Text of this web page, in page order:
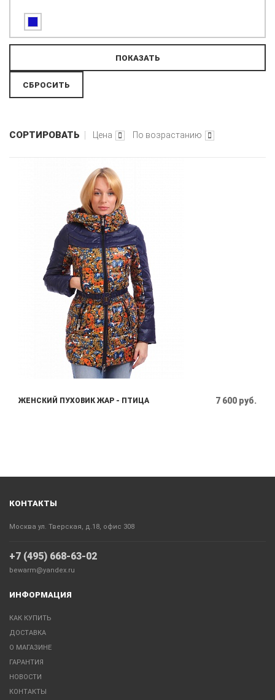
СОРТИРОВАТЬ Цена По возрастанию
ЖЕНСКИЙ ПУХОВИК ЖАР - ПТИЦА 7 600 руб.
КОНТАКТЫ
Москва ул. Тверская, д.18, офис 308
+7 (495) 668-63-02
bewarm@yandex.ru
ИНФОРМАЦИЯ
КАК КУПИТЬ
ДОСТАВКА
О МАГАЗИНЕ
ГАРАНТИЯ
НОВОСТИ
КОНТАКТЫ